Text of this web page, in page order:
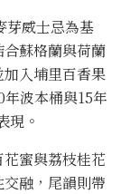
芽威士忌為基
蘇格蘭與荷蘭
入埔里百香果
波本桶與15年
現。
蜜與荔枝桂花
融，尾韻則帶